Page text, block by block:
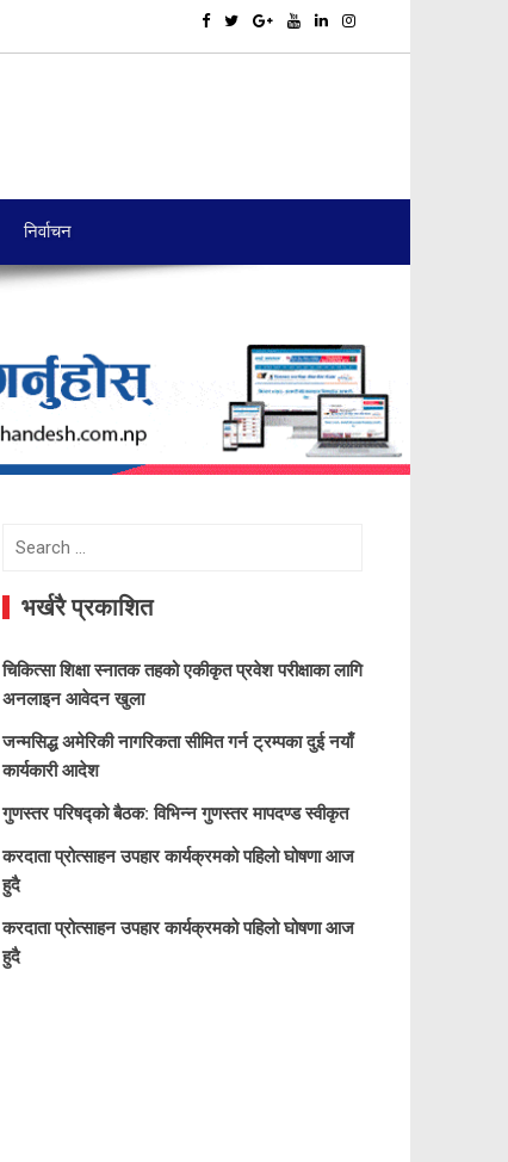
निर्वाचन
Search
भर्खरै प्रकाशित
चिकित्सा शिक्षा स्नातक तहको एकीकृत प्रवेश परीक्षाका लागि
अनलाइन आवेदन खुला
जन्मसिद्ध अमेरिकी नागरिकता सीमित गर्न ट्रम्पका दुई नयाँ
कार्यकारी आदेश
गुणस्तर परिषद्को बैठक: विभिन्न गुणस्तर मापदण्ड स्वीकृत
करदाता प्रोत्साहन उपहार कार्यक्रमको पहिलो घोषणा आज
हुदै
करदाता प्रोत्साहन उपहार कार्यक्रमको पहिलो घोषणा आज
हुदै